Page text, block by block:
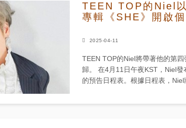
TEEN TOP的Niel
專輯《SHE》開啟
2025-04-11
TEEN TOP的Niel將帶著他的第
歸。 在4月11日午夜KST，Niel發布了他第四張迷你專輯
的預告日程表。根據日程表，